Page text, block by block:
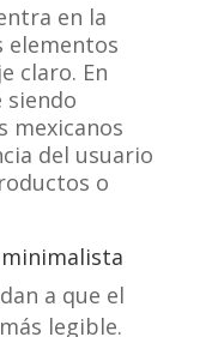
en la
elementos
claro. En
siendo
mexicanos
del usuario
o
a que el
legible.